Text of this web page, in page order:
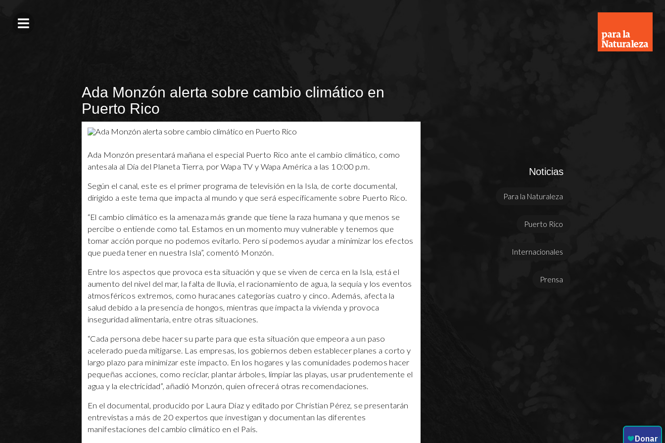
Ada Monzón alerta sobre cambio climático en
Puerto Rico
Ada Monzón presentará mañana el especial Puerto Rico ante el cambio climático, como
antesala al Día del Planeta Tierra, por Wapa TV y Wapa América a las 10:00 p.m.
Según el canal, este es el primer programa de televisión en la Isla, de corte documental,
dirigido a este tema que impacta al mundo y que será específicamente sobre Puerto Rico.
“El cambio climático es la amenaza más grande que tiene la raza humana y que menos se
percibe o entiende como tal. Estamos en un momento muy vulnerable y tenemos que
tomar acción porque no podemos evitarlo. Pero sí podemos ayudar a minimizar los efectos
que pueda tener en nuestra Isla”, comentó Monzón.
Entre los aspectos que provoca esta situación y que se viven de cerca en la Isla, está el
aumento del nivel del mar, la falta de lluvia, el racionamiento de agua, la sequía y los eventos
atmosféricos extremos, como huracanes categorías cuatro y cinco. Además, afecta la
salud debido a la presencia de hongos, mientras que impacta la vivienda y provoca
inseguridad alimentaria, entre otras situaciones.
“Cada persona debe hacer su parte para que esta situación que empeora a un paso
acelerado pueda mitigarse. Las empresas, los gobiernos deben establecer planes a corto y
largo plazo para minimizar este impacto. En los hogares y las comunidades podemos hacer
pequeñas acciones, como reciclar, plantar árboles, limpiar las playas, usar prudentemente el
agua y la electricidad”, añadió Monzón, quien ofrecerá otras recomendaciones.
En el documental, producido por Laura Díaz y editado por Christian Pérez, se presentarán
entrevistas a más de 20 expertos que investigan y documentan las diferentes
manifestaciones del cambio climático en el País.
Noticias
Para la Naturaleza
Puerto Rico
Internacionales
Prensa